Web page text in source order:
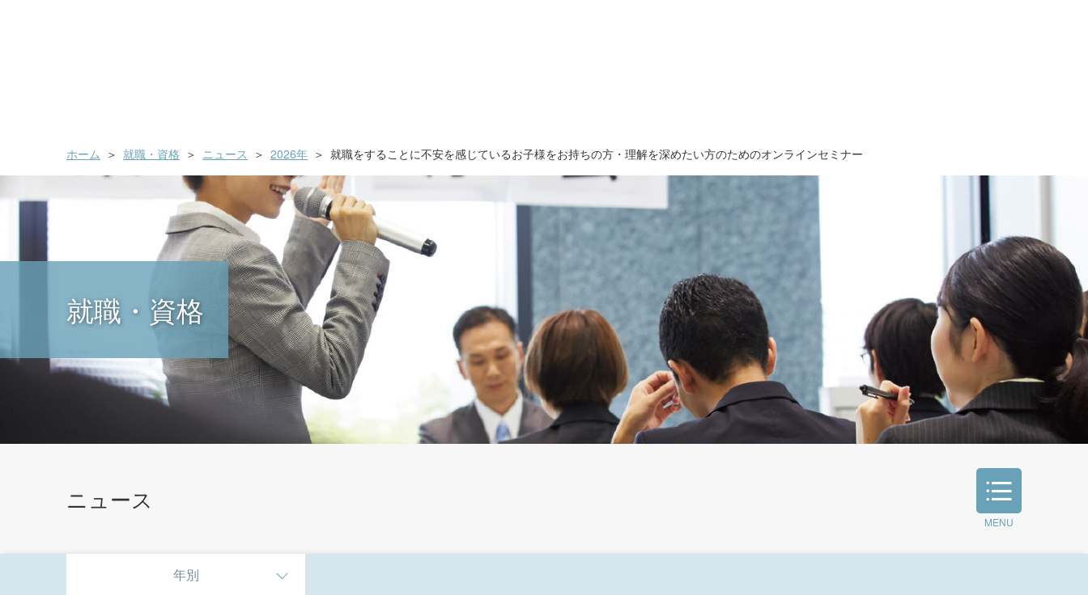
ホーム 就職・資格 ニュース 2026年 就職をすることに不安を感じているお子様をお持ちの方・理解を深めたい方のためのオンラインセミナー
就職・資格
ニュース
MENU
年別